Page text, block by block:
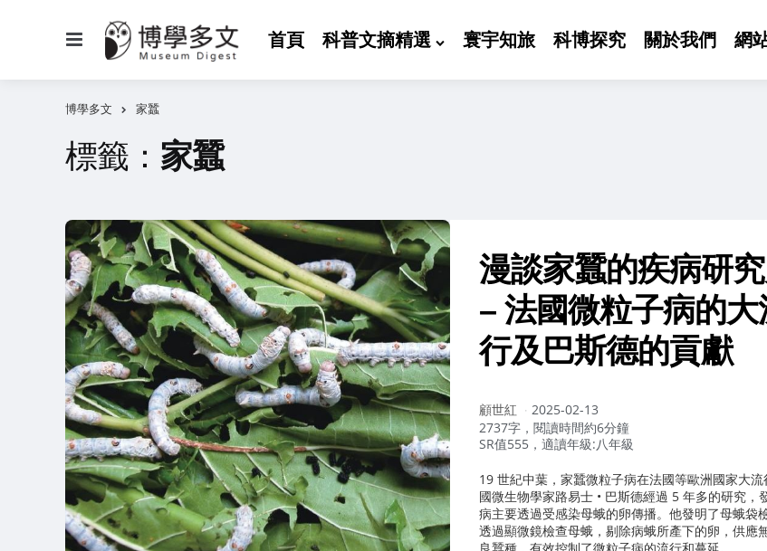
首頁 科普文摘精選 寰宇知旅 科博探究 關於我們 網
博學多文 家蠶
標籤： 家蠶
漫談家蠶的疾病研
– 法國微粒子病的大
行及巴斯德的貢獻
作
者：
顧世紅
2025-02-13
2737字，閱讀時間約6分鐘
SR值555，適讀年級:八年級
19 世紀中葉，家蠶微粒子病在法國等歐洲國家大流
國微生物學家路易士 • 巴斯德經過 5 年多的研究，
病主要透過受感染母蛾的卵傳播。他發明了母蛾袋
透過顯微鏡檢查母蛾，剔除病蛾所產下的卵，供應